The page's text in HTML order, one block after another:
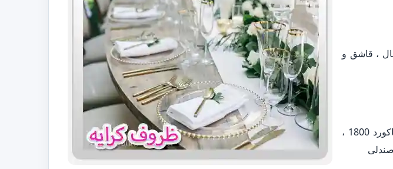
، قاشق و
اجاره و کرایه انواع سیستم صوتی ، باند ، باند توریکس ، باند فلش خور ، ساب ، دایناکورد 1800 ،